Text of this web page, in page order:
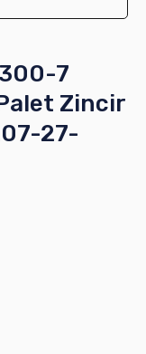
7
Zincir
27-